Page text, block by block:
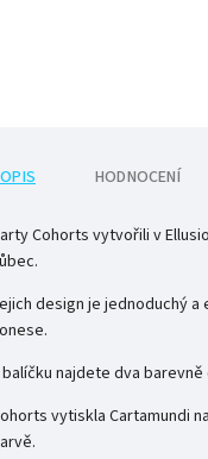
HODNOCENÍ
Cohorts vytvořili v
design je jednoduchý a
balíčku najdete dva
vytiskla Cartamundi